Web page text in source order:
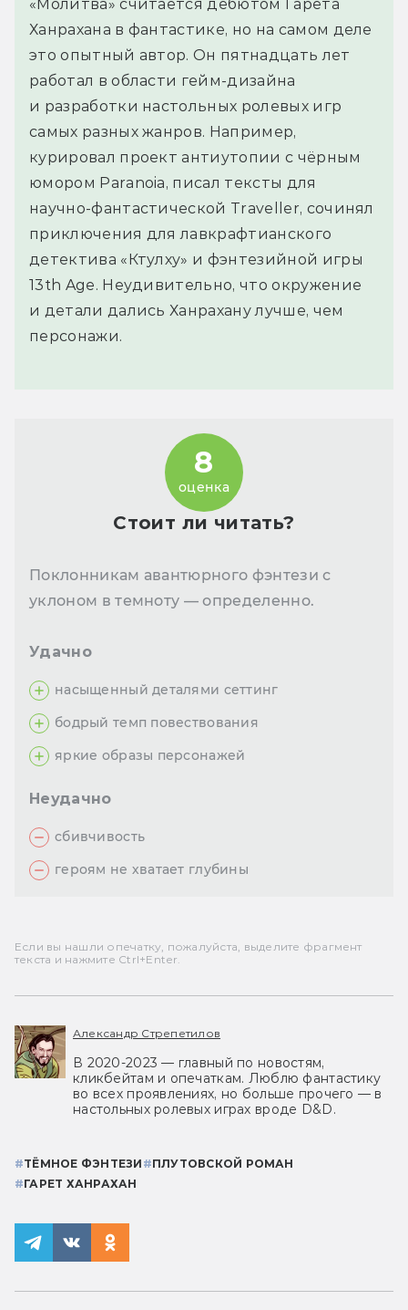
«Молитва» считается дебютом Гарета
Ханрахана в фантастике, но на самом деле
это опытный автор. Он пятнадцать лет
работал в области гейм-дизайна
и разработки настольных ролевых игр
самых разных жанров. Например,
курировал проект антиутопии с чёрным
юмором Paranoia, писал тексты для
научно-фантастической Traveller, сочинял
приключения для лавкрафтианского
детектива «Ктулху» и фэнтезийной игры
13th Age. Неудивительно, что окружение
и детали дались Ханрахану лучше, чем
персонажи.
Стоит ли читать?
8
оценка
Поклонникам авантюрного фэнтези с
уклоном в темноту — определенно.
Удачно
насыщенный деталями сеттинг
бодрый темп повествования
яркие образы персонажей
Неудачно
сбивчивость
героям не хватает глубины
Если вы нашли опечатку, пожалуйста, выделите фрагмент
текста и нажмите Ctrl+Enter.
Александр Стрепетилов
В 2020-2023 — главный по новостям,
кликбейтам и опечаткам. Люблю фантастику
во всех проявлениях, но больше прочего — в
настольных ролевых играх вроде D&D.
#ТЁМНОЕ ФЭНТЕЗИ #ПЛУТОВСКОЙ РОМАН
#ГАРЕТ ХАНРАХАН